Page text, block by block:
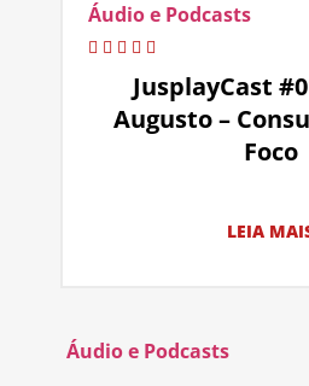
Áudio e Podcasts
JusplayCast
Augusto –
Foco
LEIA
Áudio e Podcasts